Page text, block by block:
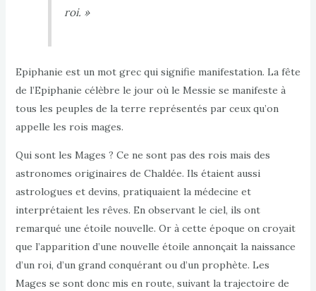
roi. »
Epiphanie est un mot grec qui signifie manifestation. La fête
de l’Epiphanie célèbre le jour où le Messie se manifeste à
tous les peuples de la terre représentés par ceux qu’on
appelle les rois mages.
Qui sont les Mages ? Ce ne sont pas des rois mais des
astronomes originaires de Chaldée. Ils étaient aussi
astrologues et devins, pratiquaient la médecine et
interprétaient les rêves. En observant le ciel, ils ont
remarqué une étoile nouvelle. Or à cette époque on croyait
que l’apparition d’une nouvelle étoile annonçait la naissance
d’un roi, d’un grand conquérant ou d’un prophète. Les
Mages se sont donc mis en route, suivant la trajectoire de